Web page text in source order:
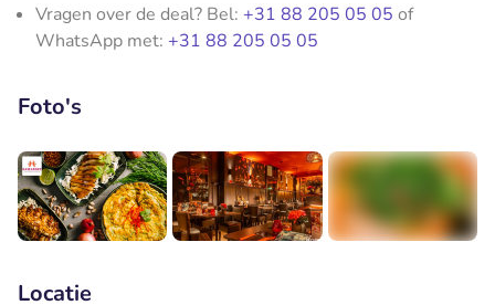
Vragen over de deal? Bel: +31 88 205 05 05 of
WhatsApp met: +31 88 205 05 05
Foto's
Locatie